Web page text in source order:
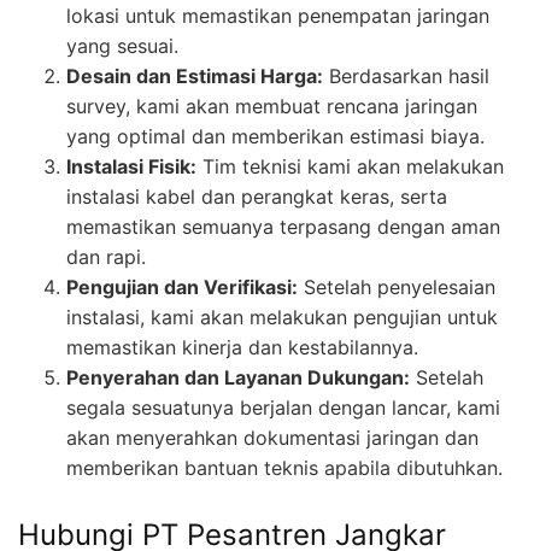
lokasi untuk memastikan penempatan jaringan
yang sesuai.
Desain dan Estimasi Harga: Berdasarkan hasil
survey, kami akan membuat rencana jaringan
yang optimal dan memberikan estimasi biaya.
Instalasi Fisik: Tim teknisi kami akan melakukan
instalasi kabel dan perangkat keras, serta
memastikan semuanya terpasang dengan aman
dan rapi.
Pengujian dan Verifikasi: Setelah penyelesaian
instalasi, kami akan melakukan pengujian untuk
memastikan kinerja dan kestabilannya.
Penyerahan dan Layanan Dukungan: Setelah
segala sesuatunya berjalan dengan lancar, kami
akan menyerahkan dokumentasi jaringan dan
memberikan bantuan teknis apabila dibutuhkan.
Hubungi PT Pesantren Jangkar